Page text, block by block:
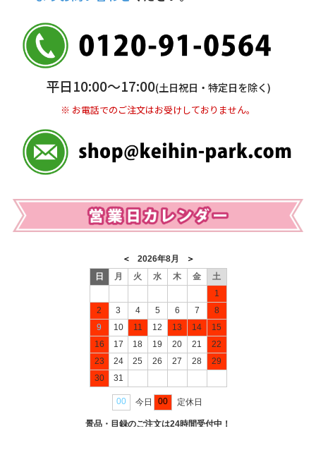
普通 7263489
＜口座名＞ カ）ディースタイル
※ 振込み手数料お客様ご負担。
平日10:00〜17:00(土日祝日・特定日を除く)
※ お電話でのご注文はお受けしておりません。